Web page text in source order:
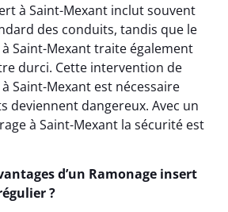
à Saint-Mexant inclut souvent
des conduits, tandis que le
Saint-Mexant traite également
durci. Cette intervention de
Saint-Mexant est nécessaire
deviennent dangereux. Avec un
à Saint-Mexant la sécurité est
d’un Ramonage insert
?